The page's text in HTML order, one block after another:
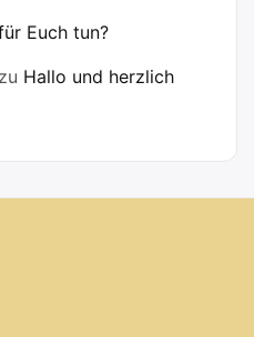
Euch tun?
zu Hallo und herzlich